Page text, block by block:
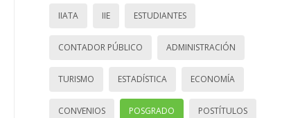
IIATA IIE ESTUDIANTES
CONTADOR PÚBLICO ADMINISTRACIÓN
TURISMO ESTADÍSTICA ECONOMÍA
CONVENIOS POSGRADO POSTÍTULOS